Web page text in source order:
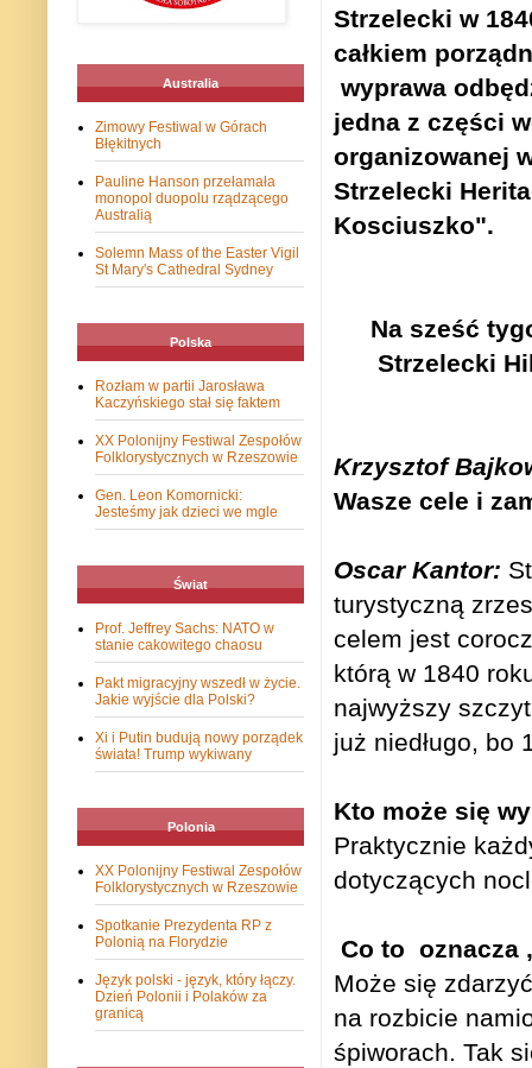
Strzelecki w
całkiem
wyprawa
jedna z części
organizowanej
Strzelecki
Kosciuszko".
Na sześć
Strzelecki
Krzysztof
Wasze cele i
Oscar Kantor:
turystyczną
celem jest
którą w 1840
najwyższy
już niedługo, bo
Kto może się
Praktycznie
dotyczących
Co to oznacza
Może się
na rozbicie
śpiworach. Tak
Australia
Zimowy Festiwal w Górach
Błękitnych
Pauline Hanson przełamała
monopol duopolu rządzącego
Australią
Solemn Mass of the Easter Vigil
St Mary's Cathedral Sydney
Polska
Rozłam w partii Jarosława
Kaczyńskiego stał się faktem
XX Polonijny Festiwal Zespołów
Folklorystycznych w Rzeszowie
Gen. Leon Komornicki:
Jesteśmy jak dzieci we mgle
Świat
Prof. Jeffrey Sachs: NATO w
stanie cakowitego chaosu
Pakt migracyjny wszedł w życie.
Jakie wyjście dla Polski?
Xi i Putin budują nowy porządek
świata! Trump wykiwany
Polonia
XX Polonijny Festiwal Zespołów
Folklorystycznych w Rzeszowie
Spotkanie Prezydenta RP z
Polonią na Florydzie
Język polski - język, który łączy.
Dzień Polonii i Polaków za
granicą